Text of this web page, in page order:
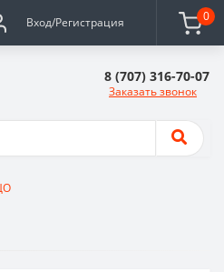
Вход/Регистрация 0
8 (707) 316-70-07
Заказать звонок